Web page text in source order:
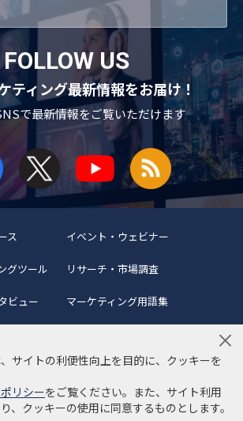
FOLLOW US
ティング最新情報をお届け！
で最新情報をご覧いただけます
ス イベント・ウェビナー
グツール リサーチ・市場調査
ビュー マーケティング用語集
いて 編集ポリシー
サイトマップ
用規約
個人情報保護方針
サイトの利便性向上を目的に、クッキーを
リシーをご覧ください。また、サイト利用
、クッキーの使用に同意するものとします。